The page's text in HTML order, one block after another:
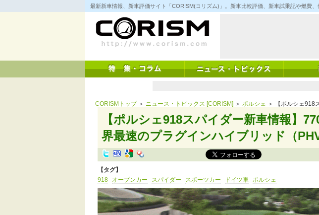
コ
ン
キ
ッ
最新新車情報、新車評価サイト「CORISM(コリズム)」。新車比較評価、新車試乗記や燃費
CORISMトップ＞ ニュース・トピックス [CORISM] ＞ ポルシェ ＞ 【ポルシェ918
【ポルシェ918スパイダー新車情報】
界最速のプラグインハイブリッド（
【タグ】
918
オープンカー スパイダー スポーツカー ドイツ車 ポルシェ